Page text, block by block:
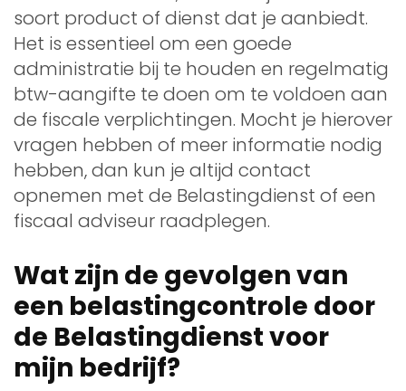
soort product of dienst dat je aanbiedt.
Het is essentieel om een goede
administratie bij te houden en regelmatig
btw-aangifte te doen om te voldoen aan
de fiscale verplichtingen. Mocht je hierover
vragen hebben of meer informatie nodig
hebben, dan kun je altijd contact
opnemen met de Belastingdienst of een
fiscaal adviseur raadplegen.
Wat zijn de gevolgen van
een belastingcontrole door
de Belastingdienst voor
mijn bedrijf?